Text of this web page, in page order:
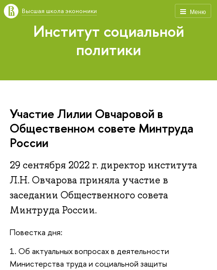
Меню
Высшая школа экономики
Институт социальной
политики
Участие Лилии Овчаровой в
Общественном совете Минтруда
России
29 сентября 2022 г. директор института
Л.Н. Овчарова приняла участие в
заседании Общественного совета
Минтруда России.
Повестка дня:
1. Об актуальных вопросах в деятельности
Министерства труда и социальной защиты